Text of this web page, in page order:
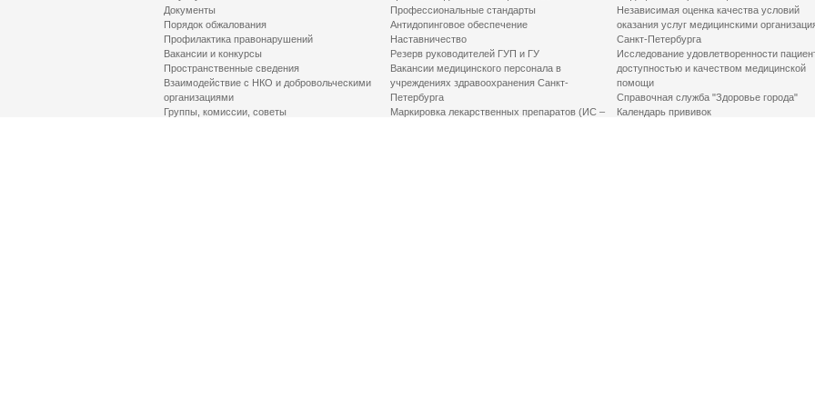
Документы
Порядок обжалования
Профилактика правонарушений
Вакансии и конкурсы
Пространственные сведения
Взаимодействие с НКО и добровольческими
организациями
Группы, комиссии, советы
Профессиональные стандарты
Антидопинговое обеспечение
Наставничество
Резерв руководителей ГУП и ГУ
Вакансии медицинского персонала в
учреждениях здравоохранения Санкт-
Петербурга
Маркировка лекарственных препаратов (ИС –
Независимая оценка качества условий
оказания услуг медицинскими
Санкт-Петербурга
Исследование удовлетворенности
доступностью и качеством медицинской
помощи
Справочная служба "Здоровье города"
Календарь прививок